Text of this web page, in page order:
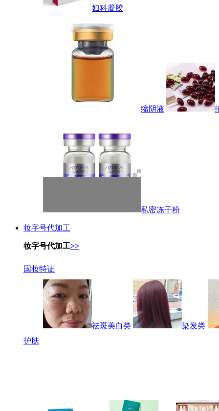
妇科凝胶
缩阴液
私密冻干粉
妆字号代加工
妆字号代加工>>
国妆特证
祛斑美白类
染发类
护肤